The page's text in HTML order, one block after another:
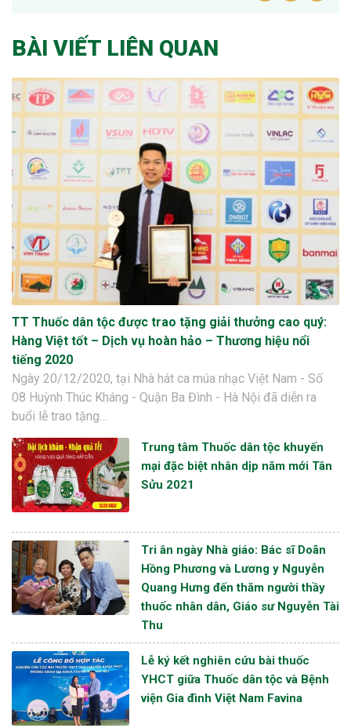
BÀI VIẾT LIÊN QUAN
TT Thuốc dân tộc được trao tặng giải thưởng cao quý:
Hàng Việt tốt – Dịch vụ hoàn hảo – Thương hiệu nổi
tiếng 2020
Ngày 20/12/2020, tại Nhà hát ca múa nhạc Việt Nam - Số
08 Huỳnh Thúc Kháng - Quận Ba Đình - Hà Nội đã diễn ra
buổi lễ trao tặng…
Trung tâm Thuốc dân tộc khuyến
mại đặc biệt nhân dịp năm mới Tân
Sửu 2021
Tri ân ngày Nhà giáo: Bác sĩ Doãn
Hồng Phương và Lương y Nguyễn
Quang Hưng đến thăm người thầy
thuốc nhân dân, Giáo sư Nguyễn Tài
Thu
Lễ ký kết nghiên cứu bài thuốc
YHCT giữa Thuốc dân tộc và Bệnh
viện Gia đình Việt Nam Favina